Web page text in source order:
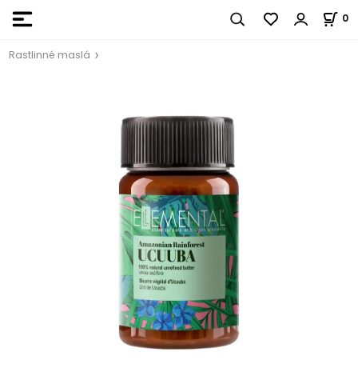
0
Rastlinné maslá